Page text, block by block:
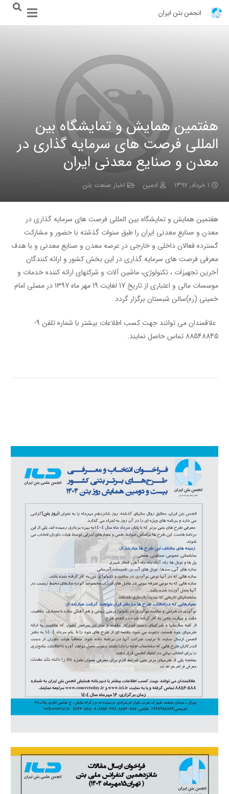
انجمن بتن ایران
هفتمین همایش و تمایشگاه بین
المللی فرصت های سرمایه گذاری در
معدن و صنایع معدنی ایران
۱ خرداد, ۱۳۹۷ ادمین اخبار صنعت بتن
هفتمین همایش و تمایشگاه بین المللی فرصت های سرمایه گذاری در
معدن و صنایع معدنی ایران را طبق سنوات گذشته با حضور و مشارکت
گسترده فعالان داخلی و خارجی در عرصه معدن و صنایع معدنی و با هدف
معرفی فرصت های سرمایه گذاری در این بخش کشور و ارائه کنندگان
آخرین تجهیزات ، تکنولوژی، ماشین آلات و شرکتهای ارائه کننده خدمات و
موسسات مالی و اعتباری از تاریخ 17 لغایت 19 مهر ماه 1397 در مصلی امام
خمینی (ره)سالن شبستان برگزار گردد.
علاقمندان می توانند جهت کسب اطلاعات بیشتر با شماره تلفن 9-
88548845 تماس حاصل نمایند.